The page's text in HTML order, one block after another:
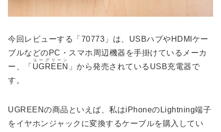
今回レビューする「70773」は、USBハブやHDMIケー
ブルなどのPC・スマホ周辺機器を手掛けているメーカ
ー、「 UGREEN
ユーグリーン
」から発売されているUSB充電器で
す。
UGREENの商品といえば、私はiPhoneのLightning端子
をイヤホンジャックに変換するケーブルを購入してい